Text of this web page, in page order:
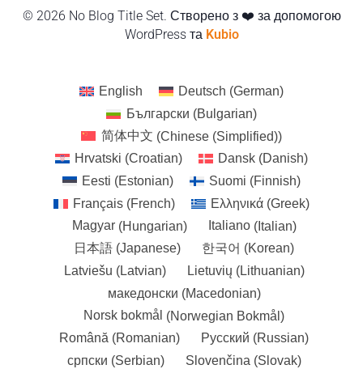
© 2026 No Blog Title Set. Створено з ❤️ за допомогою
WordPress та Kubio
English Deutsch (German)
Български (Bulgarian)
简体中文 (Chinese (Simplified))
Hrvatski (Croatian) Dansk (Danish)
Eesti (Estonian) Suomi (Finnish)
Français (French) Ελληνικά (Greek)
Magyar(Hungarian) Italiano(Italian)
日本語 (Japanese) 한국어 (Korean)
Latviešu (Latvian) Lietuvių (Lithuanian)
македонски (Macedonian)
Norsk bokmål (Norwegian Bokmål)
Română (Romanian) Русский (Russian)
српски (Serbian) Slovenčina (Slovak)